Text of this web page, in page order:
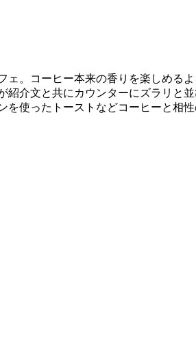
。コーヒー本来の香りを楽しめる
介文と共にカウンターにズラリと
使ったトーストなどコーヒーと相性